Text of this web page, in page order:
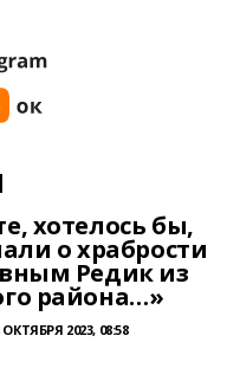
хотелось бы,
о храбрости
Редик из
района…»
ОКТЯБРЯ 2023, 08:58